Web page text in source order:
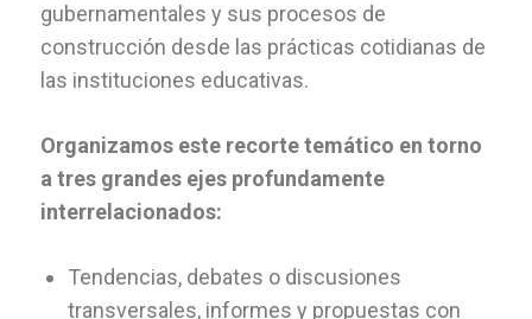
gubernamentales y sus procesos de
construcción desde las prácticas cotidianas de
las instituciones educativas.
Organizamos este recorte temático en torno
a tres grandes ejes profundamente
interrelacionados:
Tendencias, debates o discusiones
transversales, informes y propuestas con